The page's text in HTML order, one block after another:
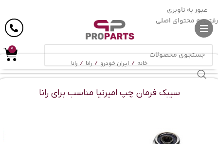
عبور به ناوبری
رفتن به محتوای اصلی
ارسال رایگان
0
خانه/ایران خودرو/رانا/رانا
سیبک فرمان چپ امیرنیا مناسب برای رانا